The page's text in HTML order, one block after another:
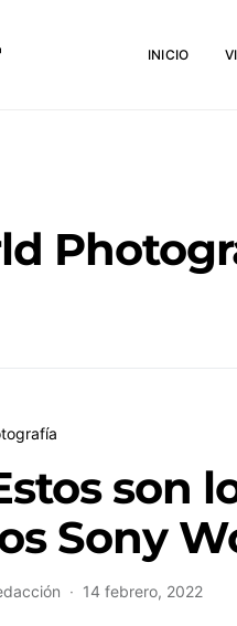
INICIO
son
Sony
14 febrero, 2022